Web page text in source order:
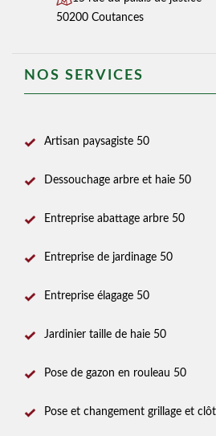
50200 Coutances
NOS SERVICES
Artisan paysagiste 50
Dessouchage arbre et haie 50
Entreprise abattage arbre 50
Entreprise de jardinage 50
Entreprise élagage 50
Jardinier taille de haie 50
Pose de gazon en rouleau 50
Pose et changement grillage et